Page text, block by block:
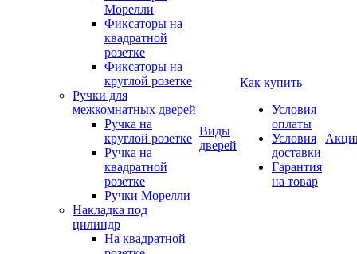
Морелли
Фиксаторы на
квадратной
розетке
Фиксаторы на
круглой розетке
Ручки для
межкомнатных дверей
Ручка на
круглой розетке
Ручка на
квадратной
розетке
Ручки Морелли
Накладка под
цилиндр
На квадратной
Виды
дверей
Как купить
Условия
оплаты
Условия
доставки
Гарантия
на товар